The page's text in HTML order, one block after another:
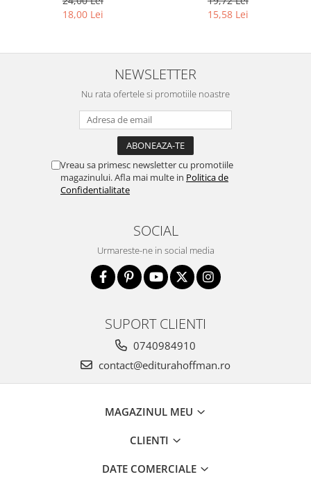
18,00 Lei
15,58 Lei
NEWSLETTER
Nu rata ofertele si promotiile noastre
Vreau sa primesc newsletter cu promotiile
magazinului. Afla mai multe in Politica de
Confidentialitate
SOCIAL
Urmareste-ne in social media
SUPORT CLIENTI
0740984910
contact@editurahoffman.ro
MAGAZINUL MEU
CLIENTI
DATE COMERCIALE